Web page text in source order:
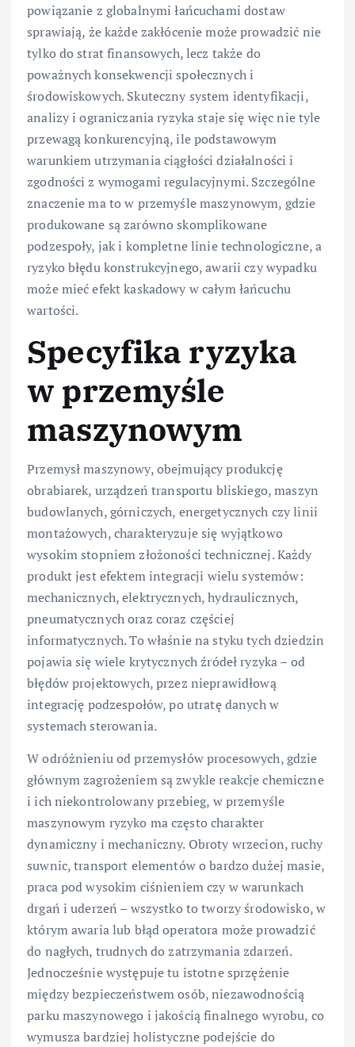
powiązanie z globalnymi łańcuchami dostaw
sprawiają, że każde zakłócenie może prowadzić nie
tylko do strat finansowych, lecz także do
poważnych konsekwencji społecznych i
środowiskowych. Skuteczny system identyfikacji,
analizy i ograniczania ryzyka staje się więc nie tyle
przewagą konkurencyjną, ile podstawowym
warunkiem utrzymania ciągłości działalności i
zgodności z wymogami regulacyjnymi. Szczególne
znaczenie ma to w przemyśle maszynowym, gdzie
produkowane są zarówno skomplikowane
podzespoły, jak i kompletne linie technologiczne, a
ryzyko błędu konstrukcyjnego, awarii czy wypadku
może mieć efekt kaskadowy w całym łańcuchu
wartości.
Specyfika ryzyka
w przemyśle
maszynowym
Przemysł maszynowy, obejmujący produkcję
obrabiarek, urządzeń transportu bliskiego, maszyn
budowlanych, górniczych, energetycznych czy linii
montażowych, charakteryzuje się wyjątkowo
wysokim stopniem złożoności technicznej. Każdy
produkt jest efektem integracji wielu systemów:
mechanicznych, elektrycznych, hydraulicznych,
pneumatycznych oraz coraz częściej
informatycznych. To właśnie na styku tych dziedzin
pojawia się wiele krytycznych źródeł ryzyka – od
błędów projektowych, przez nieprawidłową
integrację podzespołów, po utratę danych w
systemach sterowania.
W odróżnieniu od przemysłów procesowych, gdzie
głównym zagrożeniem są zwykle reakcje chemiczne
i ich niekontrolowany przebieg, w przemyśle
maszynowym ryzyko ma często charakter
dynamiczny i mechaniczny. Obroty wrzecion, ruchy
suwnic, transport elementów o bardzo dużej masie,
praca pod wysokim ciśnieniem czy w warunkach
drgań i uderzeń – wszystko to tworzy środowisko, w
którym awaria lub błąd operatora może prowadzić
do nagłych, trudnych do zatrzymania zdarzeń.
Jednocześnie występuje tu istotne sprzężenie
między bezpieczeństwem osób, niezawodnością
parku maszynowego i jakością finalnego wyrobu, co
wymusza bardziej holistyczne podejście do